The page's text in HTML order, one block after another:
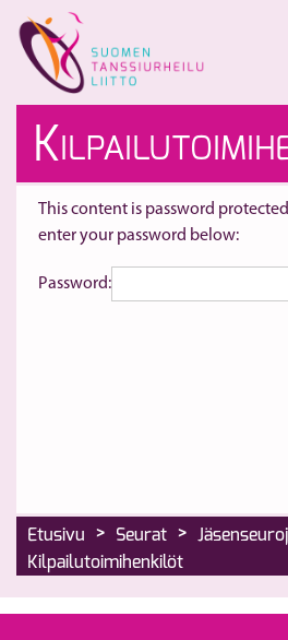
content
K
This content is password
enter your password below:
Password:
Etusivu > Seurat >
Kilpailutoimihenkilöt